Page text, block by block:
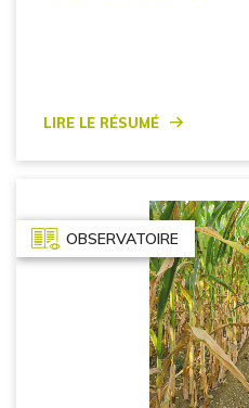
Lire le résumé
OBSERVATOIRE